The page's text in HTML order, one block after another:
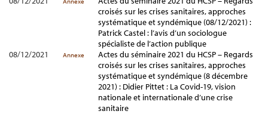
croisés sur les crises sanitaires, approches
systématique et syndémique (08/12/2021) :
Patrick Castel : l’avis d’un sociologue
spécialiste de l’action publique
08/12/2021
Annexe
Actes du séminaire 2021 du HCSP – Regards
croisés sur les crises sanitaires, approches
systématique et syndémique (8 décembre
2021) : Didier Pittet : La Covid-19, vision
nationale et internationale d’une crise
sanitaire